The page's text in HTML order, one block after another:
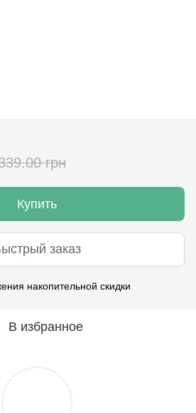
грн
Купить
заказ
накопительной скидки
В избранное